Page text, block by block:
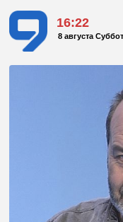
16:22
8 августа